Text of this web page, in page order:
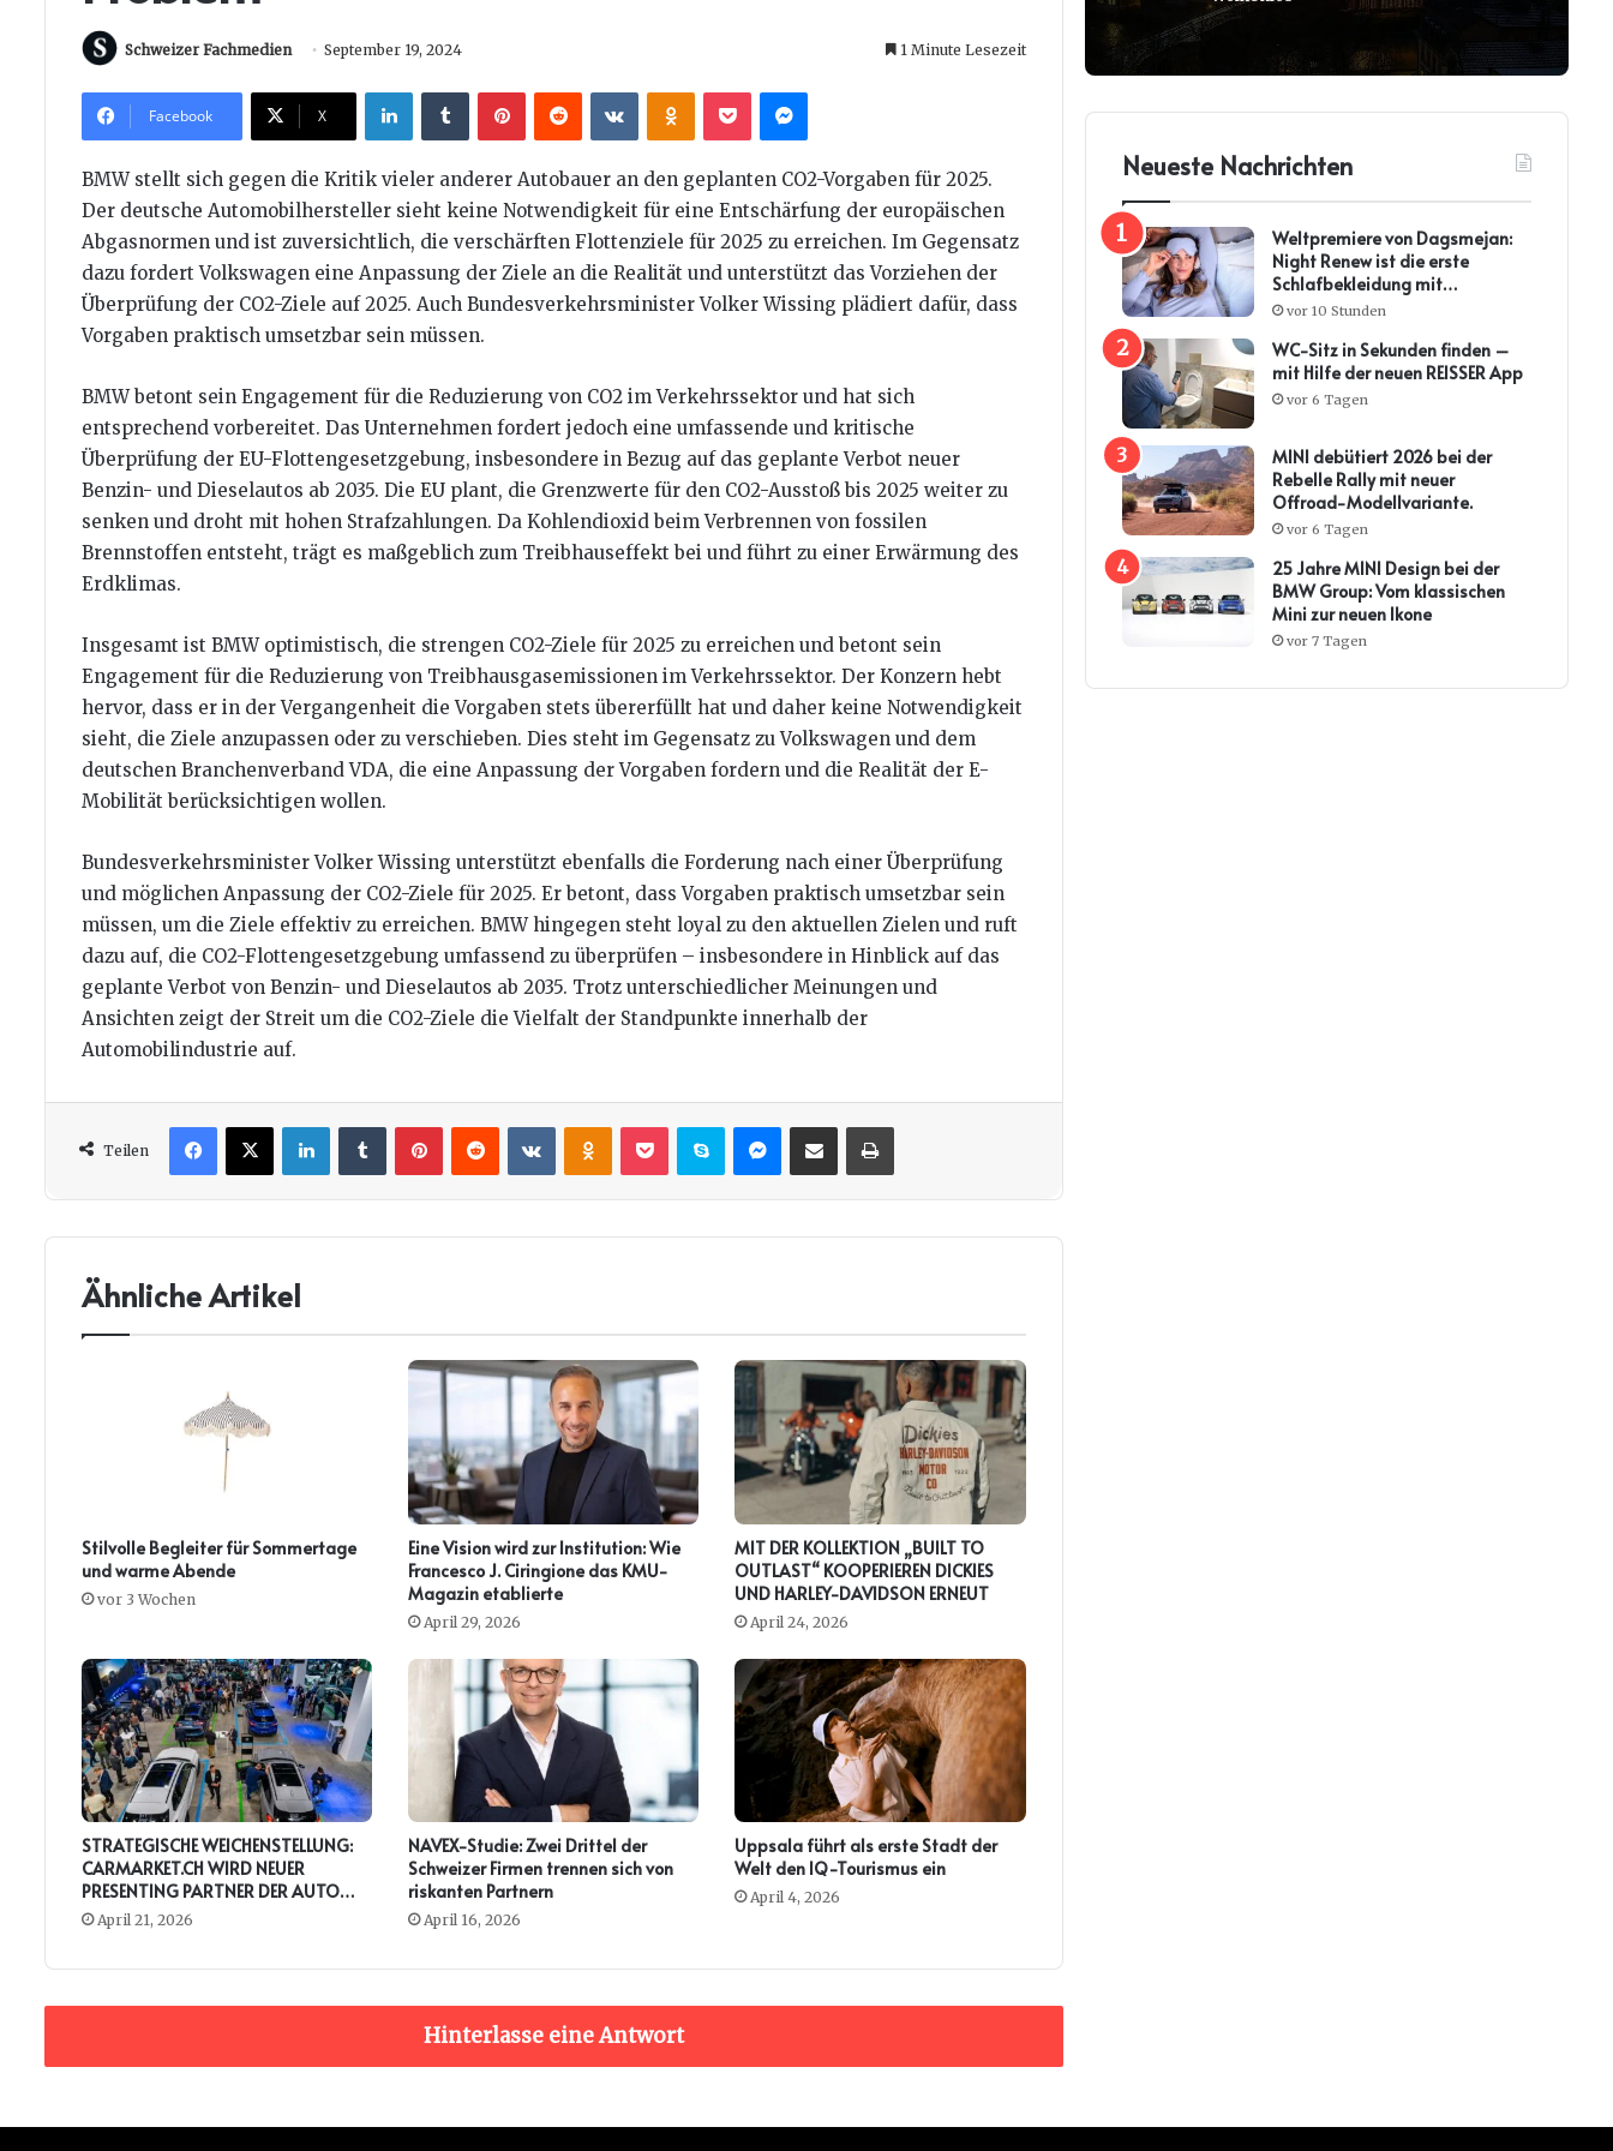
Schweizer Fachmedien September 19, 2024 1 Minute Lesezeit
Facebook X
LinkedInTumblrPinterestRedditVKontakteOdnoklassniki
PocketMessenger
BMW stellt sich gegen die Kritik vieler anderer Autobauer an den geplanten CO2-Vorgaben für 2025.
Der deutsche Automobilhersteller sieht keine Notwendigkeit für eine Entschärfung der europäischen
Abgasnormen und ist zuversichtlich, die verschärften Flottenziele für 2025 zu erreichen. Im Gegensatz
dazu fordert Volkswagen eine Anpassung der Ziele an die Realität und unterstützt das Vorziehen der
Überprüfung der CO2-Ziele auf 2025. Auch Bundesverkehrsminister Volker Wissing plädiert dafür, dass
Vorgaben praktisch umsetzbar sein müssen.
BMW betont sein Engagement für die Reduzierung von CO2 im Verkehrssektor und hat sich
entsprechend vorbereitet. Das Unternehmen fordert jedoch eine umfassende und kritische
Überprüfung der EU-Flottengesetzgebung, insbesondere in Bezug auf das geplante Verbot neuer
Benzin- und Dieselautos ab 2035. Die EU plant, die Grenzwerte für den CO2-Ausstoß bis 2025 weiter zu
senken und droht mit hohen Strafzahlungen. Da Kohlendioxid beim Verbrennen von fossilen
Brennstoffen entsteht, trägt es maßgeblich zum Treibhauseffekt bei und führt zu einer Erwärmung des
Erdklimas.
Insgesamt ist BMW optimistisch, die strengen CO2-Ziele für 2025 zu erreichen und betont sein
Engagement für die Reduzierung von Treibhausgasemissionen im Verkehrssektor. Der Konzern hebt
hervor, dass er in der Vergangenheit die Vorgaben stets übererfüllt hat und daher keine Notwendigkeit
sieht, die Ziele anzupassen oder zu verschieben. Dies steht im Gegensatz zu Volkswagen und dem
deutschen Branchenverband VDA, die eine Anpassung der Vorgaben fordern und die Realität der E-
Mobilität berücksichtigen wollen.
Bundesverkehrsminister Volker Wissing unterstützt ebenfalls die Forderung nach einer Überprüfung
und möglichen Anpassung der CO2-Ziele für 2025. Er betont, dass Vorgaben praktisch umsetzbar sein
müssen, um die Ziele effektiv zu erreichen. BMW hingegen steht loyal zu den aktuellen Zielen und ruft
dazu auf, die CO2-Flottengesetzgebung umfassend zu überprüfen – insbesondere in Hinblick auf das
geplante Verbot von Benzin- und Dieselautos ab 2035. Trotz unterschiedlicher Meinungen und
Ansichten zeigt der Streit um die CO2-Ziele die Vielfalt der Standpunkte innerhalb der
Automobilindustrie auf.
Teilen
Facebook
X LinkedInTumblrPinterestRedditVKontakteOdnoklassniki
PocketSkype Messenger
Teile per E-Mail Drucken
Ähnliche Artikel
Stilvolle Begleiter für Sommertage
und warme Abende
vor 3 Wochen
Eine Vision wird zur Institution: Wie
Francesco J. Ciringione das KMU-
Magazin etablierte
April 29, 2026
MIT DER KOLLEKTION „BUILT TO
OUTLAST“ KOOPERIEREN DICKIES
UND HARLEY-DAVIDSON ERNEUT
April 24, 2026
STRATEGISCHE WEICHENSTELLUNG:
CARMARKET.CH WIRD NEUER
PRESENTING PARTNER DER AUTO
ZÜRICH
April 21, 2026
NAVEX-Studie: Zwei Drittel der
Schweizer Firmen trennen sich von
riskanten Partnern
April 16, 2026
Uppsala führt als erste Stadt der
Welt den IQ-Tourismus ein
April 4, 2026
Hinterlasse eine Antwort
Neueste Nachrichten
Weltpremiere von Dagsmejan:
Night Renew ist die erste
Schlafbekleidung mit
Kollagenwirkung
vor 10 Stunden
WC-Sitz in Sekunden finden –
mit Hilfe der neuen REISSER App
vor 6 Tagen
MINI debütiert 2026 bei der
Rebelle Rally mit neuer
Offroad-Modellvariante.
vor 6 Tagen
25 Jahre MINI Design bei der
BMW Group: Vom klassischen
Mini zur neuen Ikone
vor 7 Tagen